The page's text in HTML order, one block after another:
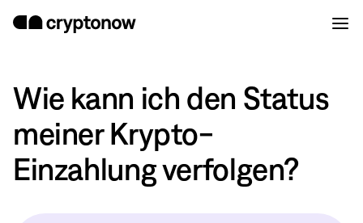
Wie kann ich den Status
meiner Krypto-
Einzahlung verfolgen?